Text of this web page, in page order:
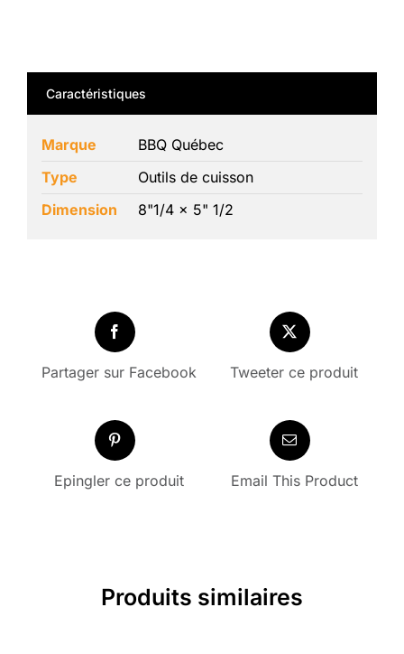
Caractéristiques
Marque
BBQ Québec
Type
Outils de cuisson
Dimension
8"1/4 x 5" 1/2
Partager sur Facebook Tweeter ce produit
Epingler ce produit Email This Product
Produits similaires